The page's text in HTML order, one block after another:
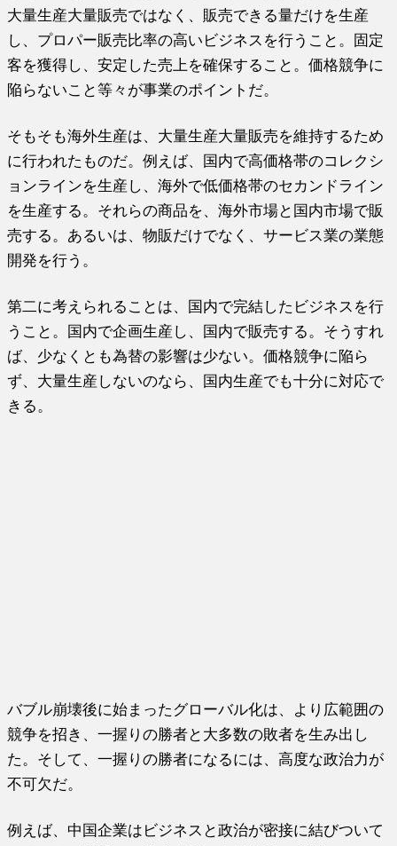
大量生産大量販売ではなく、販売できる量だけを生産
し、プロパー販売比率の高いビジネスを行うこと。固定
客を獲得し、安定した売上を確保すること。価格競争に
陥らないこと等々が事業のポイントだ。
そもそも海外生産は、大量生産大量販売を維持するため
に行われたものだ。例えば、国内で高価格帯のコレクシ
ョンラインを生産し、海外で低価格帯のセカンドライン
を生産する。それらの商品を、海外市場と国内市場で販
売する。あるいは、物販だけでなく、サービス業の業態
開発を行う。
第二に考えられることは、国内で完結したビジネスを行
うこと。国内で企画生産し、国内で販売する。そうすれ
ば、少なくとも為替の影響は少ない。価格競争に陥ら
ず、大量生産しないのなら、国内生産でも十分に対応で
きる。
バブル崩壊後に始まったグローバル化は、より広範囲の
競争を招き、一握りの勝者と大多数の敗者を生み出し
た。そして、一握りの勝者になるには、高度な政治力が
不可欠だ。
例えば、中国企業はビジネスと政治が密接に結びついて